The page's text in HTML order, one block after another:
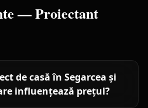
—Proiectant
de casă în Segarcea și
influențează prețul?